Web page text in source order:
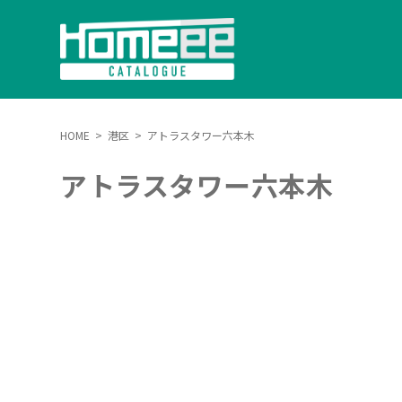
HOME > 港区 > アトラスタワー六本木
アトラスタワー六本木